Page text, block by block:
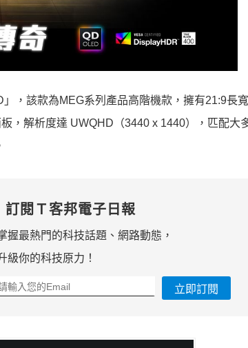
，該款為MEG系列產品高階機款，擁有21:9長
，解析度達 UWQHD（3440 x 1440），匹配大
訂閱Ｔ客邦電子日報
握最熱門的科技話題、網路動態，
級你的科技原力！
立即訂閱